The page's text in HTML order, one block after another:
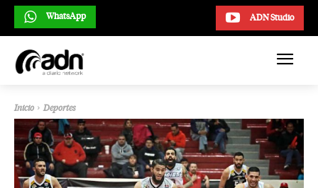
ADN Studio
WhatsApp
Inicio Deportes